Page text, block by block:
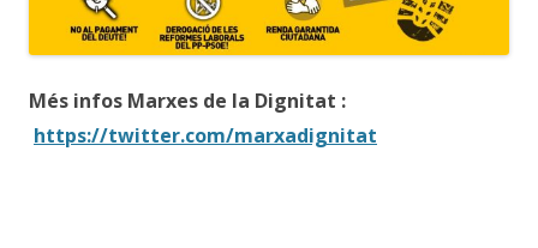
Més infos Marxes de la Dignitat :
https://twitter.com/marxadignitat